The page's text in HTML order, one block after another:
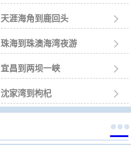
天涯海角到鹿回头 
珠海到珠澳海湾夜游 
宜昌到两坝一峡 
沈家湾到枸杞 
